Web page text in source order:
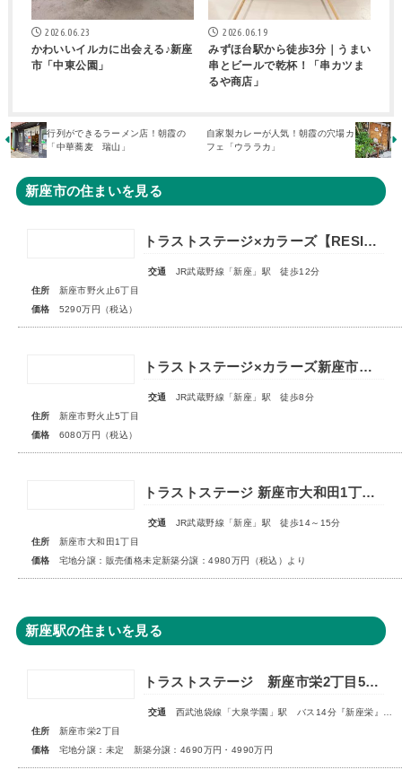
2026.06.23
かわいいイルカに出会える♪新座
市「中東公園」
2026.06.19
みずほ台駅から徒歩3分｜うまい
串とビールで乾杯！「串カツま
るや商店」
行列ができるラーメン店！朝霞の
「中華蕎麦 瑞山」
自家製カレーが人気！朝霞の穴場カ
フェ「ウララカ」
新座市の住まいを見る
トラストステージ×カラーズ【RESIDENCE】新座市野火止6丁目53期 ★限定1棟 販売開始★
交通
JR武蔵野線「新座」駅 徒歩12分
住所
新座市野火止6丁目
価格
5290万円（税込）
トラストステージ×カラーズ新座市野火止5丁目46期 全12棟◆最終１棟◆
交通
JR武蔵野線「新座」駅 徒歩8分
住所
新座市野火止5丁目
価格
6080万円（税込）
トラストステージ 新座市大和田1丁目19期 全24区画◆第3期分譲 新築分譲住宅 販売開始◆◆第4期分譲 2次販売 宅地分譲 販売予告◆
交通
JR武蔵野線「新座」駅 徒歩14～15分
住所
新座市大和田1丁目
価格
宅地分譲：販売価格未定新築分譲：4980万円（税込）より
新座駅の住まいを見る
トラストステージ 新座市栄2丁目5期 全9区画 宅地分譲：◇販売予告◇新築分譲：◆販売開始◆
交通
西武池袋線「大泉学園」駅 バス14分『新座栄』停歩5～6分
住所
新座市栄2丁目
価格
宅地分譲：未定 新築分譲：4690万円・4990万円